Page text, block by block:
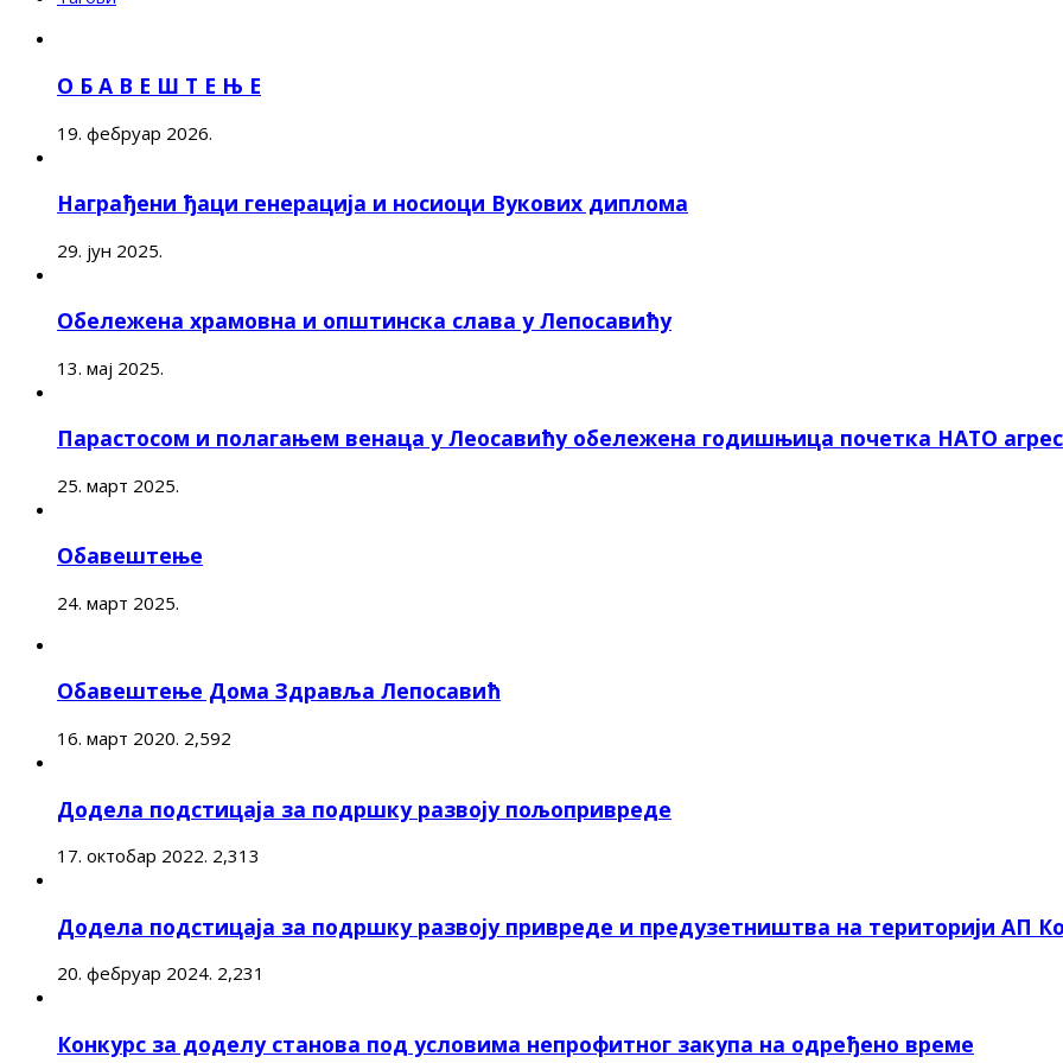
О Б А В Е Ш Т Е Њ Е
19. фебруар 2026.
Награђени ђаци генерација и носиоци Вукових диплома
29. јун 2025.
Обележена храмовна и општинска слава у Лепосавићу
13. мај 2025.
Парастосом и полагањем венаца у Леосавићу обележена годишњица почетка НАТО
25. март 2025.
Обавештење
24. март 2025.
Обавештење Дома Здравља Лепосавић
16. март 2020. 2,592
Додела подстицаја за подршку развоју пољопривреде
17. октобар 2022. 2,313
Додела подстицаја за подршку развоју привреде и предузетништва на територији АП
20. фебруар 2024. 2,231
Конкурс за доделу станова под условима непрофитног закупа на одређено време